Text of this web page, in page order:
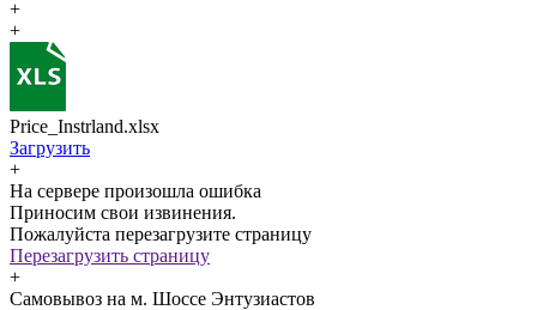
+
+
Price_Instrland.xlsx
Загрузить
+
На сервере произошла ошибка
Приносим свои извинения.
Пожалуйста перезагрузите страницу
Перезагрузить страницу
+
Самовывоз на м. Шоссе Энтузиастов